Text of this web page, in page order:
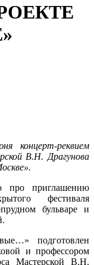
реквием
В.Н. Драгунова
про приглашению
фестиваля
бульваре и
подготовлен
и профессором
Мастерской В.Н.